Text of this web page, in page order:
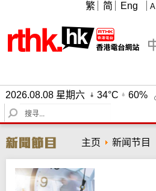
A
繁 简 Eng
2026.08.08 星期六 34°C
60%
S
e
r
c
h
主页 新闻节目